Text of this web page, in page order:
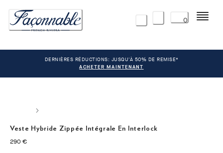
0 Menu
DERNIÈRES RÉDUCTIONS: JUSQU'À 50% DE REMISE*
ACHETER MAINTENANT
Veste Hybride Zippée Intégrale En Interlock
290 €
current price 290 €